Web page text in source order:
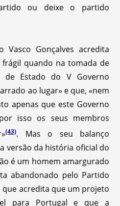
ou deixe o partido
Vasco Gonçalves acredita
quando na tomada de
de Estado do V Governo
ao lugar» e que, «nem
apenas que este Governo
isso os seus membros
(43). Mas o seu balanço
versão da história oficial do
é um homem amargurado
abandonado pelo Partido
que acredita que um projeto
para Portugal e que a